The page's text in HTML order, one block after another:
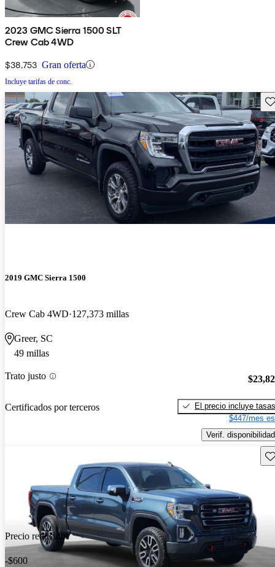
2023 GMC Sierra 1500 SLT
Crew Cab 4WD
$38,753 Gran oferta
Incluye tarifas de conc.
2019 GMC Sierra 1500
Crew Cab 4WD 127,373 millas
Greer, SC
49 millas
Trato justo
Certificados por terceros
El precio incluye tasas
$447/mes
Verif. disponibilidad
Precio reducido
-$600